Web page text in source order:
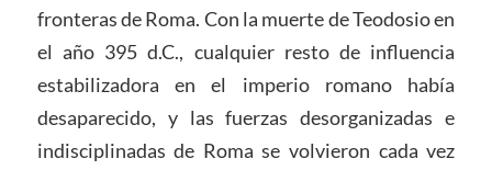
fronteras de Roma. Con la muerte de Teodosio en
el año 395 d.C., cualquier resto de influencia
estabilizadora en el imperio romano había
desaparecido, y las fuerzas desorganizadas e
indisciplinadas de Roma se volvieron cada vez